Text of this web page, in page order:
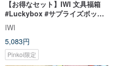
【お得なセット】IWI 文具福箱
#Luckybox #サプライズボック
ス
IWI
5,083円
Pinkoi限定